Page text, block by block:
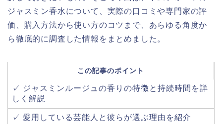
ジャスミン香水について、実際の口コミや専門家の評
価、購入方法から使い方のコツまで、あらゆる角度か
ら徹底的に調査した情報をまとめました。
この記事のポイント
✓ ジャスミンルージュの香りの特徴と持続時間を詳
しく解説
✓ 愛用している芸能人と彼らが選ぶ理由を紹介